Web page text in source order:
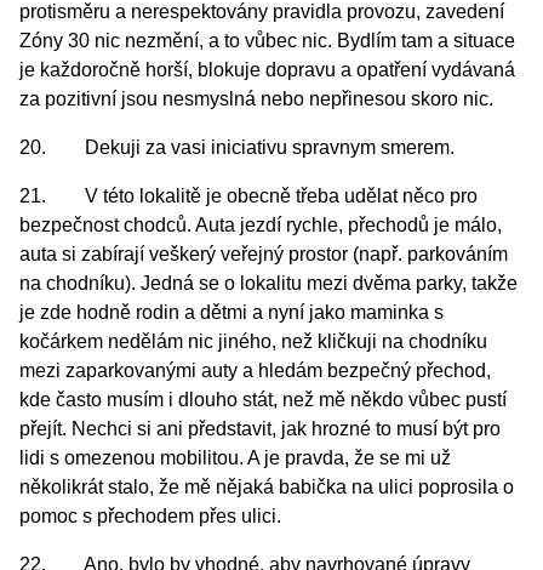
protisměru a nerespektovány pravidla provozu, zavedení
Zóny 30 nic nezmění, a to vůbec nic. Bydlím tam a situace
je každoročně horší, blokuje dopravu a opatření vydávaná
za pozitivní jsou nesmyslná nebo nepřinesou skoro nic.
20. Dekuji za vasi iniciativu spravnym smerem.
21. V této lokalitě je obecně třeba udělat něco pro
bezpečnost chodců. Auta jezdí rychle, přechodů je málo,
auta si zabírají veškerý veřejný prostor (např. parkováním
na chodníku). Jedná se o lokalitu mezi dvěma parky, takže
je zde hodně rodin a dětmi a nyní jako maminka s
kočárkem nedělám nic jiného, než kličkuji na chodníku
mezi zaparkovanými auty a hledám bezpečný přechod,
kde často musím i dlouho stát, než mě někdo vůbec pustí
přejít. Nechci si ani představit, jak hrozné to musí být pro
lidi s omezenou mobilitou. A je pravda, že se mi už
několikrát stalo, že mě nějaká babička na ulici poprosila o
pomoc s přechodem přes ulici.
22. Ano, bylo by vhodné, aby navrhované úpravy